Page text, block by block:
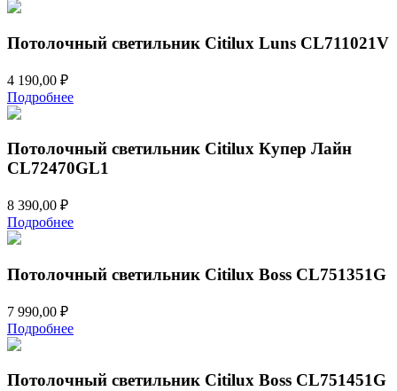
Потолочный светильник Citilux Luns CL711021V
4 190,00 ₽
Подробнее
Потолочный светильник Citilux Купер Лайн
CL72470GL1
8 390,00 ₽
Подробнее
Потолочный светильник Citilux Boss CL751351G
7 990,00 ₽
Подробнее
Потолочный светильник Citilux Boss CL751451G